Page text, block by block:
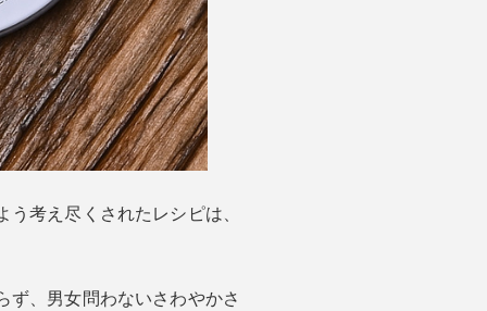
考え尽くされたレシピは、
、男女問わないさわやかさ